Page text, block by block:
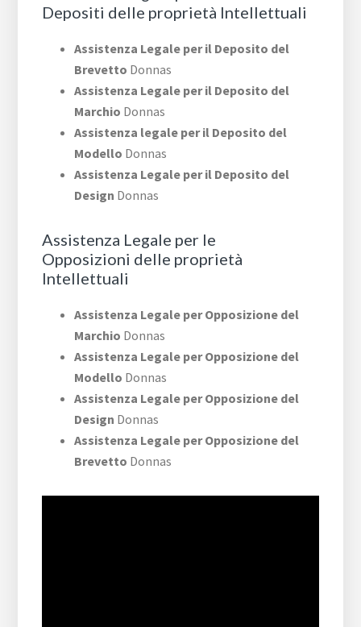
Depositi delle proprietà Intellettuali
Assistenza Legale per il Deposito del
Brevetto Donnas
Assistenza Legale per il Deposito del
Marchio Donnas
Assistenza legale per il Deposito del
Modello Donnas
Assistenza Legale per il Deposito del
Design Donnas
Assistenza Legale per le
Opposizioni delle proprietà
Intellettuali
Assistenza Legale per Opposizione del
Marchio Donnas
Assistenza Legale per Opposizione del
Modello Donnas
Assistenza Legale per Opposizione del
Design Donnas
Assistenza Legale per Opposizione del
Brevetto Donnas